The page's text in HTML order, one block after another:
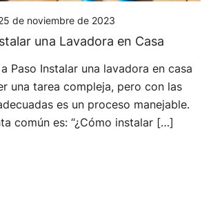
de noviembre de 2023
una Lavadora en Casa
Paso Instalar una lavadora en casa
una tarea compleja, pero con las
es un proceso manejable.
común es: “¿Cómo instalar […]